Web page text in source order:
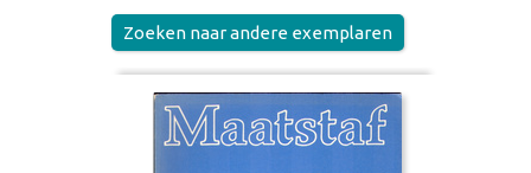
Zoeken naar andere exemplaren